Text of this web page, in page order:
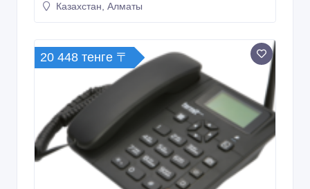
Казахстан, Алматы
20 448 тенге 〒